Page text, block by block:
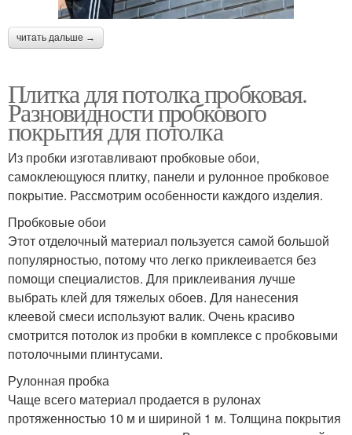
читать дальше →
Плитка для потолка пробковая.
Разновидности пробкового
покрытия для потолка
Из пробки изготавливают пробковые обои,
самоклеющуюся плитку, панели и рулонное пробковое
покрытие. Рассмотрим особенности каждого изделия.
Пробковые обои
Этот отделочный материал пользуется самой большой
популярностью, потому что легко приклеивается без
помощи специалистов. Для приклеивания лучше
выбрать клей для тяжелых обоев. Для нанесения
клеевой смеси используют валик. Очень красиво
смотрится потолок из пробки в комплексе с пробковыми
потолочными плинтусами.
Рулонная пробка
Чаще всего материал продается в рулонах
протяженностью 10 м и шириной 1 м. Толщина покрытия